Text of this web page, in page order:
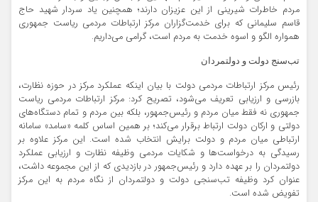
مردم خاطرات شیرینی از این عزیزان دارند؛ همچنین یاد سردار شهید حاج
قاسم سلیمانی که برای خدمت‌گزاران مرکز ارتباطات مردمی ریاست جمهوری
همواره الگو و اسوه خدمت به مردم است، گرامی می‌داریم.
تب‌سنج دولت و دولتمردان
رئیس مرکز ارتباطات مردمی دولت با بیان اینکه عملکرد مرکز در حوزه نظارت،
بازرسی و ارزیابی تعریف می‌شود، تصریح کرد: مرکز ارتباطات مردمی ریاست
جمهوری نه فقط میان مردم و رئیس‌جمهور، بلکه بین مردم و تمام دستگاه‌های
دولتی و ارکان دولت ارتباط برقرار می‌کند؛ بر همین اساس کلمه «سامد» سامانه
ارتباطی میان مردم و دولت برایش انتخاب شده است. این مرکز علاوه بر
رسیدگی به درخواست‌ها و شکایات مردمی وظیفه نظارت و ارزیابی عملکرد
دولتمردان را بر عهده دارد و رئیس‌جمهور در بازدیدی که از این مجموعه داشت،
عنوان کرد وظیفه تب‌سنجی دولت و دولتمردان از نگاه مردم به این مرکز
تفویض شده است.